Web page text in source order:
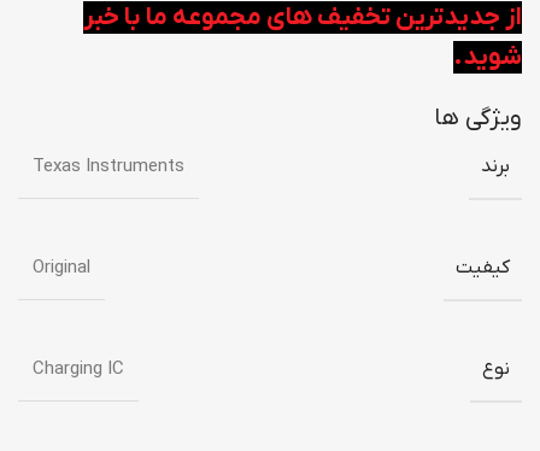
از جدیدترین تخفیف های مجموعه ما با خبر
شوید.
ویژگی ها
برند Texas Instruments
کیفیت Original
نوع Charging IC